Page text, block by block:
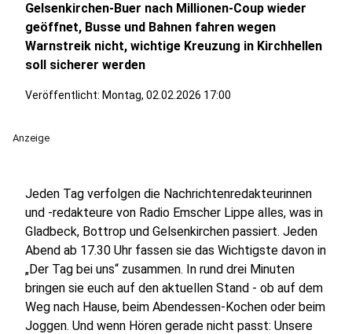
Gelsenkirchen-Buer nach Millionen-Coup wieder
geöffnet, Busse und Bahnen fahren wegen
Warnstreik nicht, wichtige Kreuzung in Kirchhellen
soll sicherer werden
Veröffentlicht: Montag, 02.02.2026 17:00
Anzeige
Jeden Tag verfolgen die Nachrichtenredakteurinnen
und -redakteure von Radio Emscher Lippe alles, was in
Gladbeck, Bottrop und Gelsenkirchen passiert. Jeden
Abend ab 17.30 Uhr fassen sie das Wichtigste davon in
„Der Tag bei uns“ zusammen. In rund drei Minuten
bringen sie euch auf den aktuellen Stand - ob auf dem
Weg nach Hause, beim Abendessen-Kochen oder beim
Joggen. Und wenn Hören gerade nicht passt: Unsere